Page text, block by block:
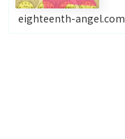
eighteenth-angel.com